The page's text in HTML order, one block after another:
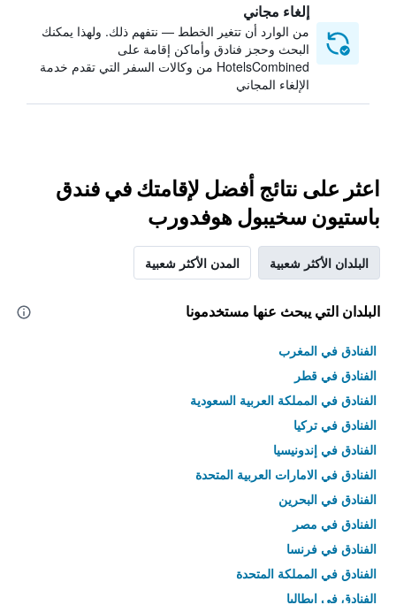
إلغاء مجاني
من الوارد أن تتغير الخطط — نتفهم ذلك. ولهذا يمكنك
البحث وحجز فنادق وأماكن إقامة على
HotelsCombined من وكالات السفر التي تقدم خدمة
الإلغاء المجاني
اعثر على نتائج أفضل لإقامتك في فندق
باستيون سخيبول هوفدورب
البلدان الأكثر شعبية المدن الأكثر شعبية
البلدان التي يبحث عنها مستخدمونا
الفنادق في المغرب
الفنادق في قطر
الفنادق في المملكة العربية السعودية
الفنادق في تركيا
الفنادق في إندونيسيا
الفنادق في الامارات العربية المتحدة
الفنادق في البحرين
الفنادق في مصر
الفنادق في فرنسا
الفنادق في المملكة المتحدة
الفنادق في إيطاليا